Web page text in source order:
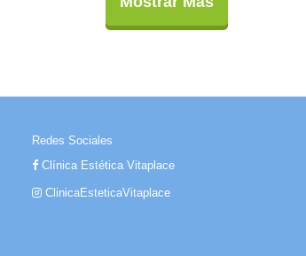
Redes Sociales
Clínica Estética Vitaplace
ClinicaEsteticaVitaplace